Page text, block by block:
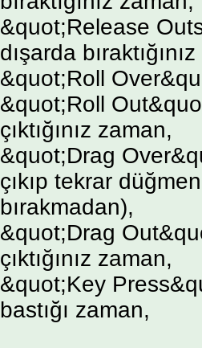
&quot;Release
dışarda
&quot;Roll
&quot;Roll
çıktığınız zaman,
&quot;Drag
çıkıp tekrar
bırakmadan),
&quot;Drag
çıktığınız zaman,
&quot;Key
bastığı zaman,